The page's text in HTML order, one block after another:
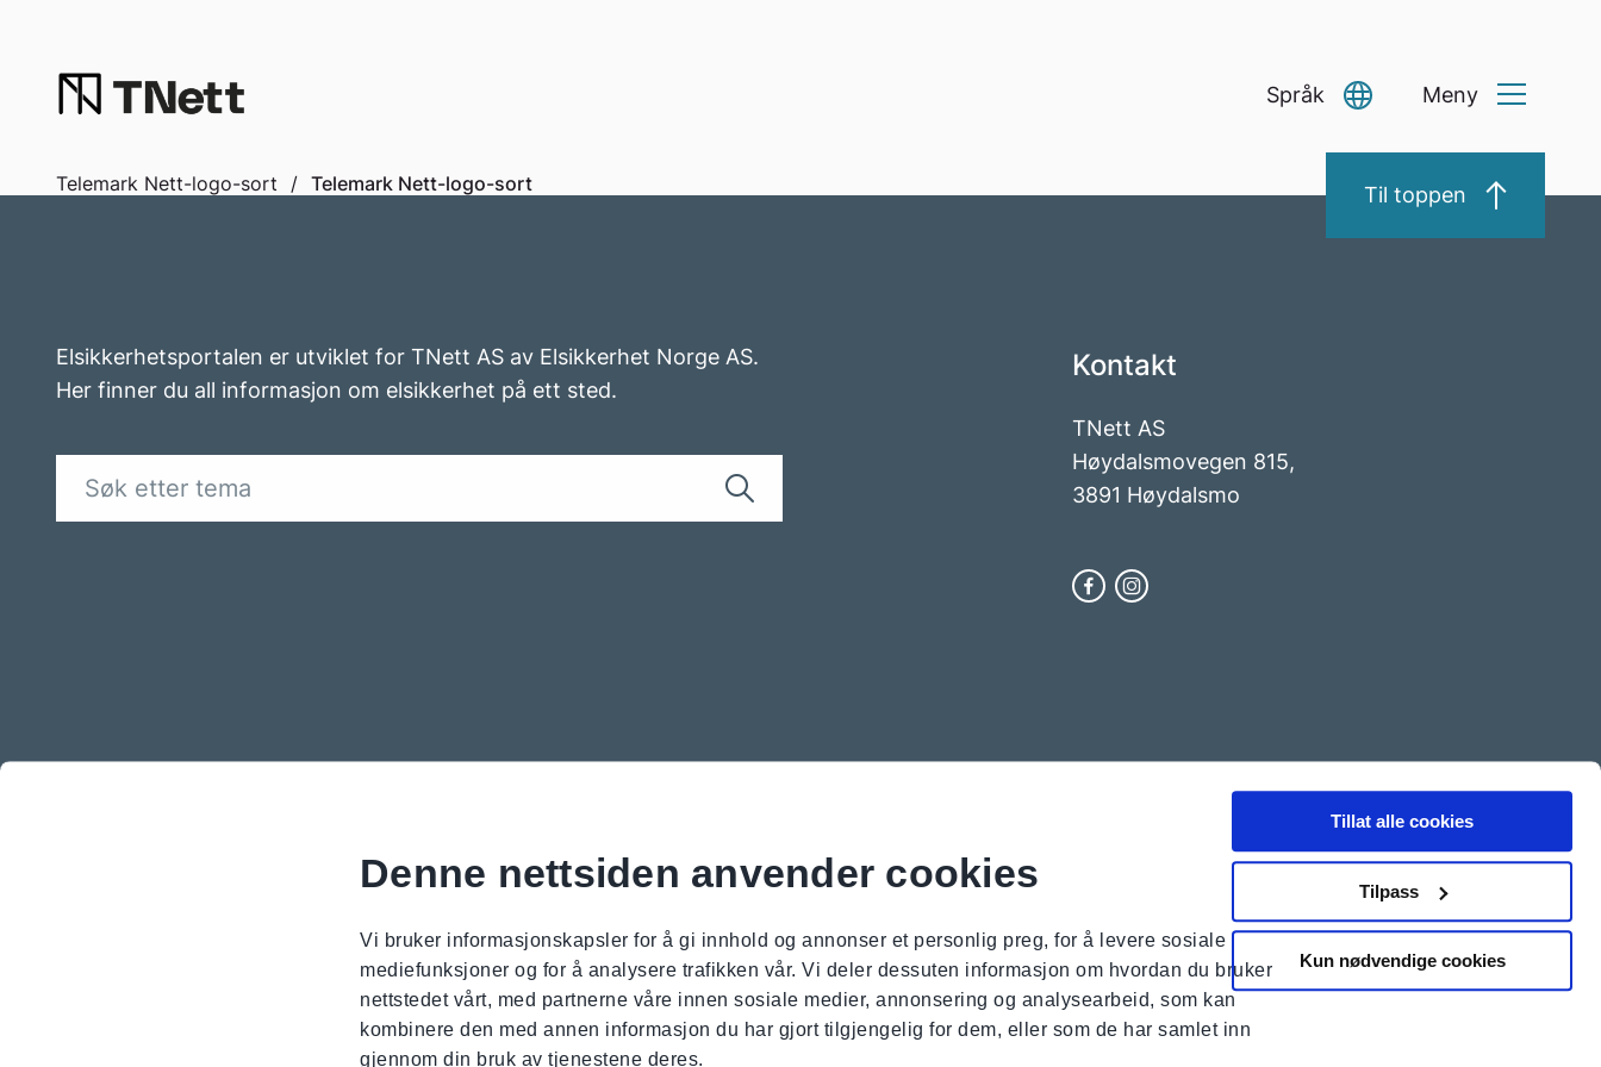
Denne nettsiden anvender cookies
Vi bruker informasjonskapsler for å gi innhold og annonser et personlig preg, for å levere sosiale
mediefunksjoner og for å analysere trafikken vår. Vi deler dessuten informasjon om hvordan du bruker
nettstedet vårt, med partnerne våre innen sosiale medier, annonsering og analysearbeid, som kan
kombinere den med annen informasjon du har gjort tilgjengelig for dem, eller som de har samlet inn
gjennom din bruk av tjenestene deres.
Tillat alle cookies
Tilpass
Kun nødvendige cookies
Språk
Select Language ▼
Meny
Telemark Nett-logo-sort / Telemark Nett-logo-sort Til toppen
Elsikkerhetsportalen er utviklet for TNett AS av Elsikkerhet Norge AS.
Her finner du all informasjon om elsikkerhet på ett sted.
Kontakt
TNett AS
Høydalsmovegen 815,
3891 Høydalsmo
Personvern